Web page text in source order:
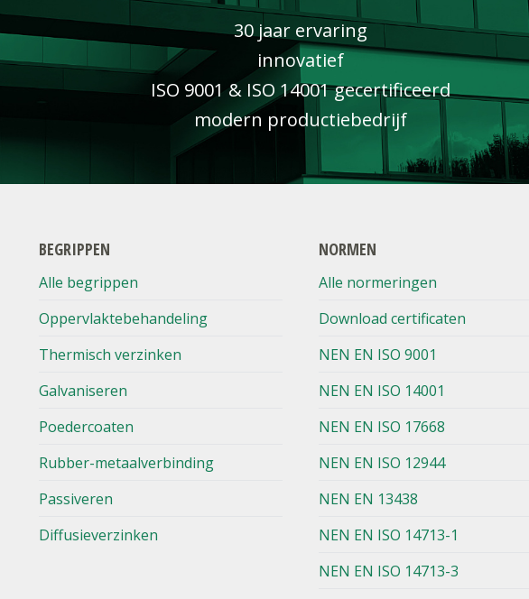
30 jaar ervaring
innovatief
ISO 9001 & ISO 14001 gecertificeerd
modern productiebedrijf
BEGRIPPEN
Alle begrippen
Oppervlaktebehandeling
Thermisch verzinken
Galvaniseren
Poedercoaten
Rubber-metaalverbinding
Passiveren
Diffusieverzinken
NORMEN
Alle normeringen
Download certificaten
NEN EN ISO 9001
NEN EN ISO 14001
NEN EN ISO 17668
NEN EN ISO 12944
NEN EN 13438
NEN EN ISO 14713-1
NEN EN ISO 14713-3